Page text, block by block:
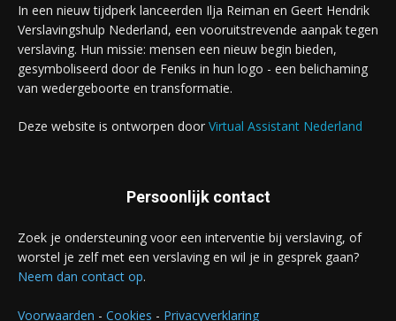
In een nieuw tijdperk lanceerden Ilja Reiman en Geert Hendrik
Verslavingshulp Nederland, een vooruitstrevende aanpak tegen
verslaving. Hun missie: mensen een nieuw begin bieden,
gesymboliseerd door de Feniks in hun logo - een belichaming
van wedergeboorte en transformatie.
Deze website is ontworpen door Virtual Assistant Nederland
Persoonlijk contact
Zoek je ondersteuning voor een interventie bij verslaving, of
worstel je zelf met een verslaving en wil je in gesprek gaan?
Neem dan contact op.
Voorwaarden - Cookies - Privacyverklaring